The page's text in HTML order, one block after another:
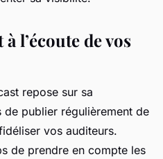
l’écoute de vos
repose sur sa
de publier régulièrement de
vos auditeurs.
de prendre en compte les